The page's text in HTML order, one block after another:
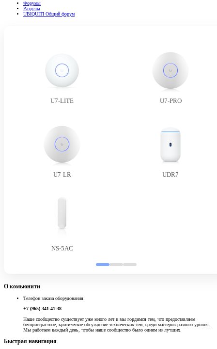
Форумы
Разделы
UBIQUITI Общий форум
U7-LITE U7-PRO
U7-LR UDR7
NS-5AC
О комьюнити
Телефон заказа оборудования:
+7 (965) 341-41-38
Наше сообщество существует уже много лет и мы гордимся тем, что предоставляем
беспристрастное, критическое обсуждение технических тем, среди мастеров разного уровня.
Мы работаем каждый день, чтобы наше сообщество было одним из лучших.
Быстрая навигация